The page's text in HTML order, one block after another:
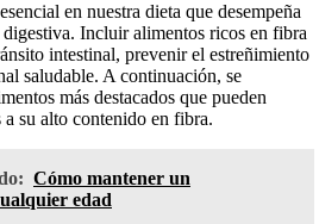
en nuestra dieta que desempeña
Incluir alimentos ricos en fibra
intestinal, prevenir el estreñimiento
saludable. A continuación, se
más destacados que pueden
su alto contenido en fibra.
Cómo mantener un
edad